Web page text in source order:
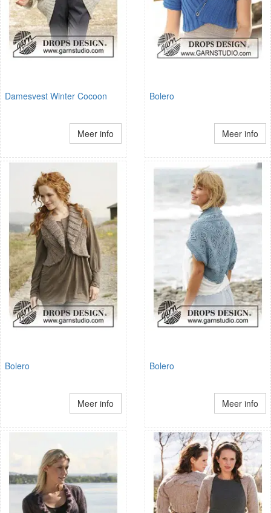
Damesvest Winter Cocoon
Meer info
Bolero
Meer info
Bolero
Meer info
Bolero
Meer info